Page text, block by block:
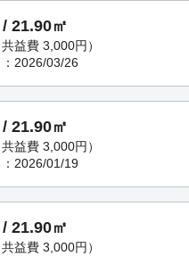
21.90㎡
共益費 3,000円）
2026/03/26
21.90㎡
共益費 3,000円）
2026/01/19
21.90㎡
共益費 3,000円）